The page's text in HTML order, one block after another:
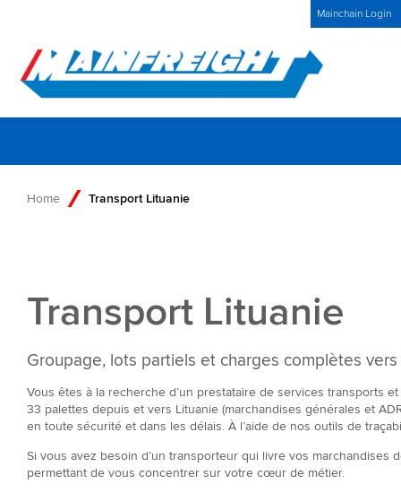
Mainchain Login
Go to Home
Home Transport Lituanie
Transport Lituanie
Groupage, lots partiels et charges complètes
Vous êtes à la recherche d’un prestataire de services transports
33 palettes depuis et vers Lituanie (marchandises générales et
en toute sécurité et dans les délais. À l’aide de nos outils de
Si vous avez besoin d’un transporteur qui livre vos
permettant de vous concentrer sur votre cœur de métier.